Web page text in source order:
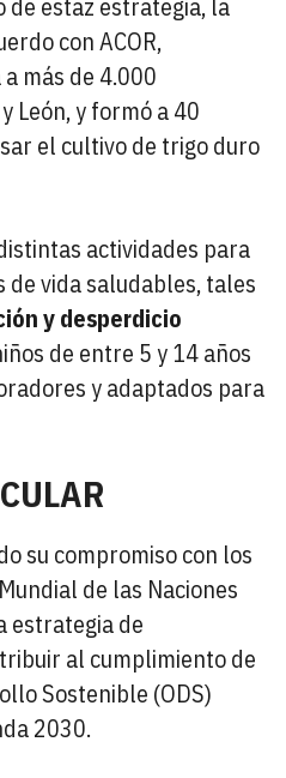
con ACOR,
más de 4.000
León, y formó a 40
el cultivo de trigo duro
actividades para
de vida saludables, tales
y desperdicio
de entre 5 y 14 años
y adaptados para
su compromiso con los
de las Naciones
estrategia de
al cumplimiento de
Sostenible (ODS)
2030.